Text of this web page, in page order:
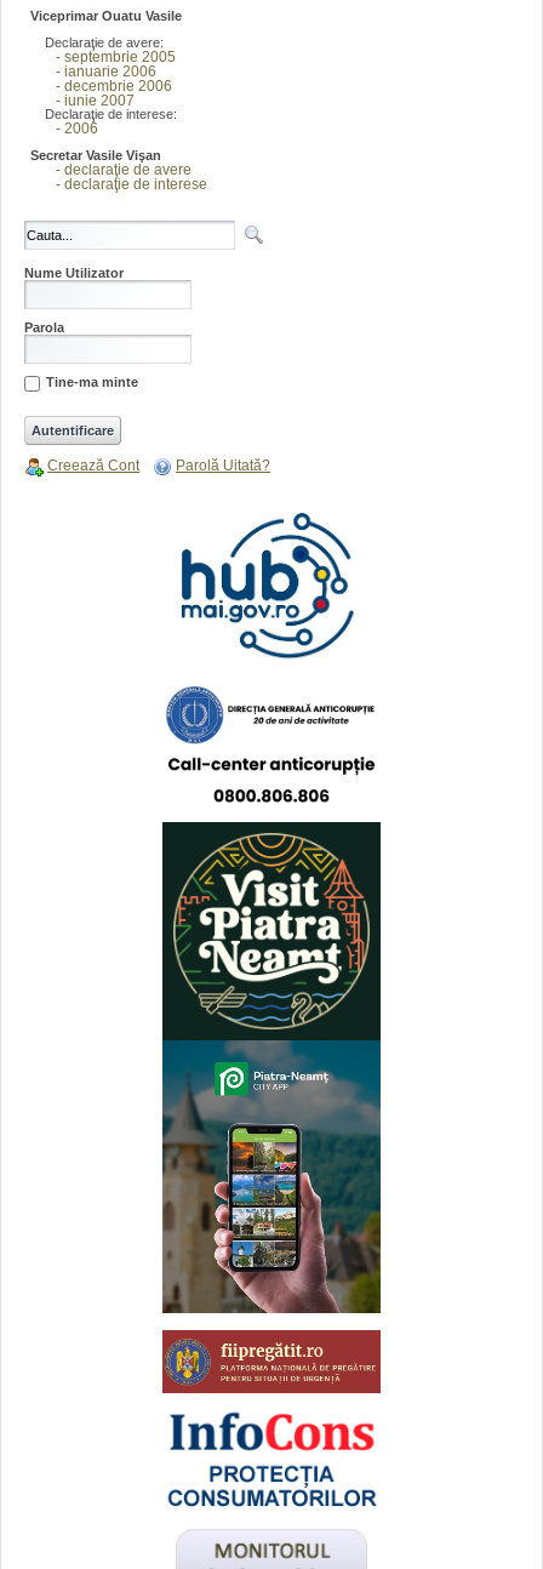
Viceprimar Ouatu Vasile
Declaraţie de avere:
- septembrie 2005
- ianuarie 2006
- decembrie 2006
- iunie 2007
Declaraţie de interese:
- 2006
Secretar Vasile Vişan
- declaraţie de avere
- declaraţie de interese
Nume Utilizator
Parola
Tine-ma minte
Creează Cont Parolă Uitată?